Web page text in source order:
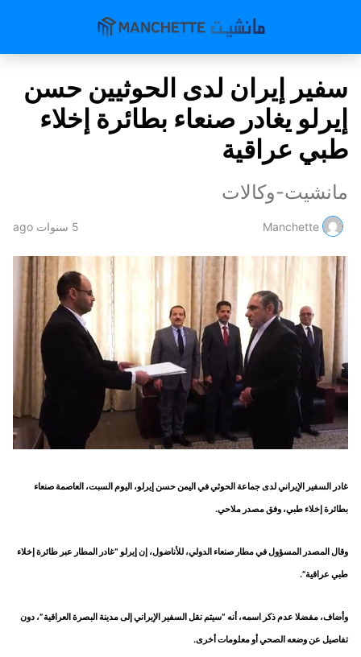
سفير إيران لدى الحوثيين حسن
إيرلو يغادر صنعاء بطائرة إخلاء
طبي عراقية
مانشيت-وكالات
Manchette 5 سنوات ago
غادر السفير الإيراني لدى جماعة الحوثي في اليمن حسن إيرلو، اليوم السبت، العاصمة صنعاء
بطائرة إخلاء طبي، وفق مصدر ملاحي.
وقال المصدر المسؤول في مطار صنعاء الدولي، للأناضول، إن إيرلو “غادر المطار عبر طائرة إخلاء
طبي عراقية”.
وأضاف، مفضلا عدم ذكر اسمه، أنه “سيتم نقل السفير الإيراني إلى مدينة البصرة العراقية”، دون
تفاصيل عن وضعه الصحي أو معلومات أخرى.